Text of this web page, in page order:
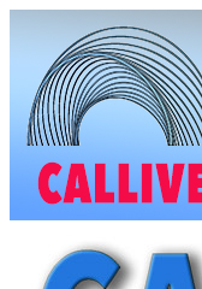
contenuto